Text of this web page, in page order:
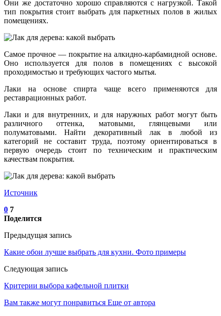
Они же достаточно хорошо справляются с нагрузкой. Такой
тип покрытия стоит выбрать для паркетных полов в жилых
помещениях.
Самое прочное — покрытие на алкидно-карбамидной основе.
Оно используется для полов в помещениях с высокой
проходимостью и требующих частого мытья.
Лаки на основе спирта чаще всего применяются для
реставрационных работ.
Лаки и для внутренних, и для наружных работ могут быть
различного оттенка, матовыми, глянцевыми или
полуматовыми. Найти декоративный лак в любой из
категорий не составит труда, поэтому ориентироваться в
первую очередь стоит по техническим и практическим
качествам покрытия.
Источник
0 7
Поделится
Предыдущая запись
Какие обои лучше выбрать для кухни. Фото примеры
Следующая запись
Критерии выбора кафельной плитки
Вам также могут понравиться Еще от автора